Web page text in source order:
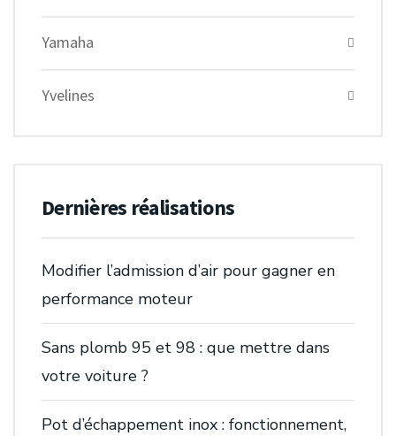
Yamaha
Yvelines
Dernières réalisations
Modifier l’admission d’air pour gagner en
performance moteur
Sans plomb 95 et 98 : que mettre dans
votre voiture ?
Pot d’échappement inox : fonctionnement,